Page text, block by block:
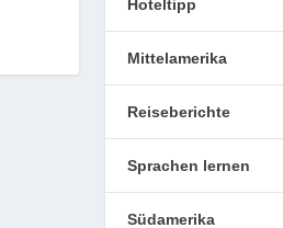
Hoteltipp
Mittelamerika
Reiseberichte
Sprachen lernen
Südamerika